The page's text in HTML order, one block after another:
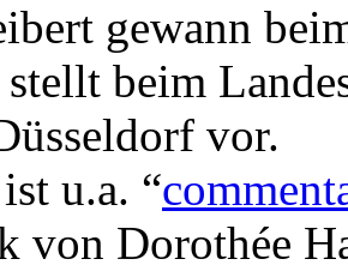
gewann
beim
vor.
u.a. “
von Dorothée